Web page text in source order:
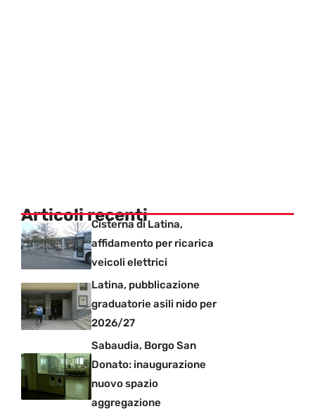
Articoli recenti
Cisterna di Latina,
affidamento per ricarica
veicoli elettrici
Latina, pubblicazione
graduatorie asili nido per
2026/27
Sabaudia, Borgo San
Donato: inaugurazione
nuovo spazio
aggregazione